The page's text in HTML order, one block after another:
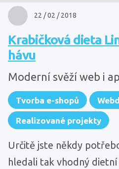
22 / 02 / 2018
Krabičková dieta
hávu
Moderní svěží web i
Tvorba e-shopů
Realizované projekty
Určitě jste někdy
hledali tak vhodný